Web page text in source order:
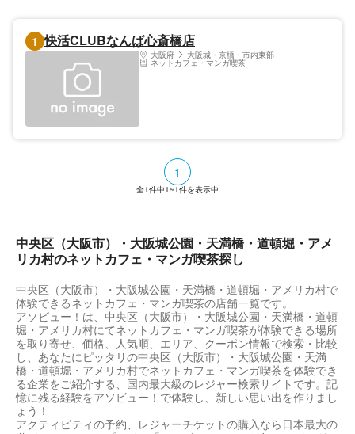
1 快活CLUBなんば心斎橋店
大阪府 大阪城・京橋・市内東部
ネットカフェ・マンガ喫茶
1
全1件中1~1件を表示中
中央区（大阪市）・大阪城公園・天満橋・道頓堀・アメ
リカ村のネットカフェ・マンガ喫茶探し
中央区（大阪市）・大阪城公園・天満橋・道頓堀・アメリカ村で
体験できるネットカフェ・マンガ喫茶の店舗一覧です。
アソビュー！は、中央区（大阪市）・大阪城公園・天満橋・道頓
堀・アメリカ村にてネットカフェ・マンガ喫茶が体験できる場所
を取り寄せ、価格、人気順、エリア、クーポン情報で検索・比較
し、あなたにピッタリの中央区（大阪市）・大阪城公園・天満
橋・道頓堀・アメリカ村でネットカフェ・マンガ喫茶を体験でき
る企業をご紹介する、国内最大級のレジャー検索サイトです。記
憶に残る経験をアソビュー！で体験し、新しい思い出を作りまし
ょう！
アクティビティの予約、レジャーチケットの購入なら日本最大の